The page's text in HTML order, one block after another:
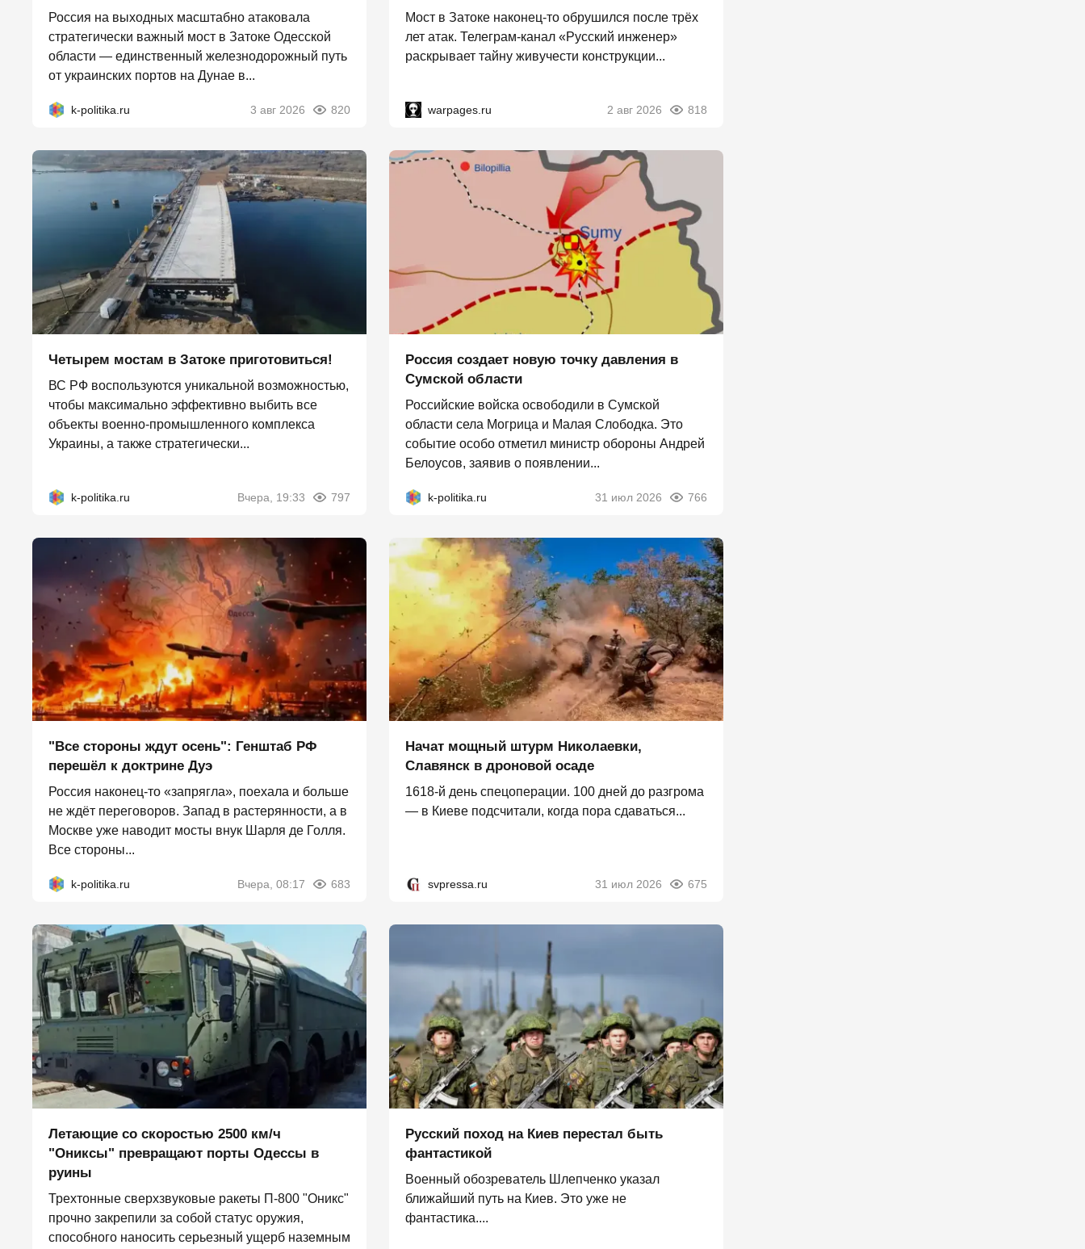
Россия на выходных масштабно атаковала
стратегически важный мост в Затоке Одесской
области — единственный железнодорожный путь
от украинских портов на Дунае в...
k-politika.ru 3 авг 2026 820
Мост в Затоке наконец-то обрушился после трёх
лет атак. Телеграм-канал «Русский инженер»
раскрывает тайну живучести конструкции...
warpages.ru 2 авг 2026 818
Четырем мостам в Затоке приготовиться!
ВС РФ воспользуются уникальной возможностью,
чтобы максимально эффективно выбить все
объекты военно-промышленного комплекса
Украины, а также стратегически...
k-politika.ru Вчера, 19:33 797
Россия создает новую точку давления в
Сумской области
Российские войска освободили в Сумской
области села Могрица и Малая Слободка. Это
событие особо отметил министр обороны Андрей
Белоусов, заявив о появлении...
k-politika.ru 31 июл 2026 766
"Все стороны ждут осень": Генштаб РФ
перешёл к доктрине Дуэ
Россия наконец-то «запрягла», поехала и больше
не ждёт переговоров. Запад в растерянности, а в
Москве уже наводит мосты внук Шарля де Голля.
Все стороны...
k-politika.ru Вчера, 08:17 683
Начат мощный штурм Николаевки,
Славянск в дроновой осаде
1618-й день спецоперации. 100 дней до разгрома
— в Киеве подсчитали, когда пора сдаваться...
svpressa.ru 31 июл 2026 675
Летающие со скоростью 2500 км/ч
"Ониксы" превращают порты Одессы в
руины
Трехтонные сверхзвуковые ракеты П‑800 "Оникс"
прочно закрепили за собой статус оружия,
способного наносить серьезный ущерб наземным
Русский поход на Киев перестал быть
фантастикой
Военный обозреватель Шлепченко указал
ближайший путь на Киев. Это уже не
фантастика....